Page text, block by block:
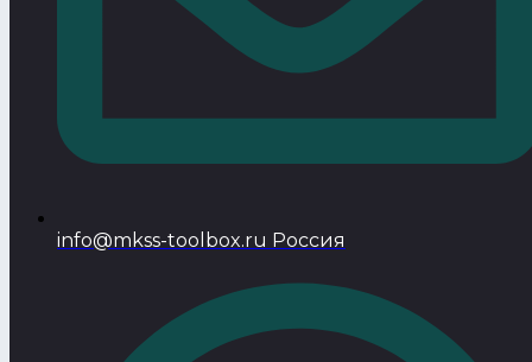
info@mkss-toolbox.ru Россия